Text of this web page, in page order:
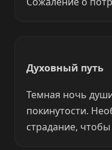
Духовный путь
Темная ночь
покинутости.
страдание,